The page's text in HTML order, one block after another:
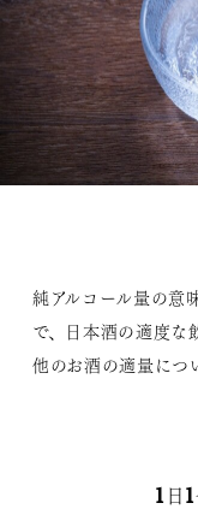
純アルコール量の意
で、日本酒の適度な
他のお酒の適量につ
1日